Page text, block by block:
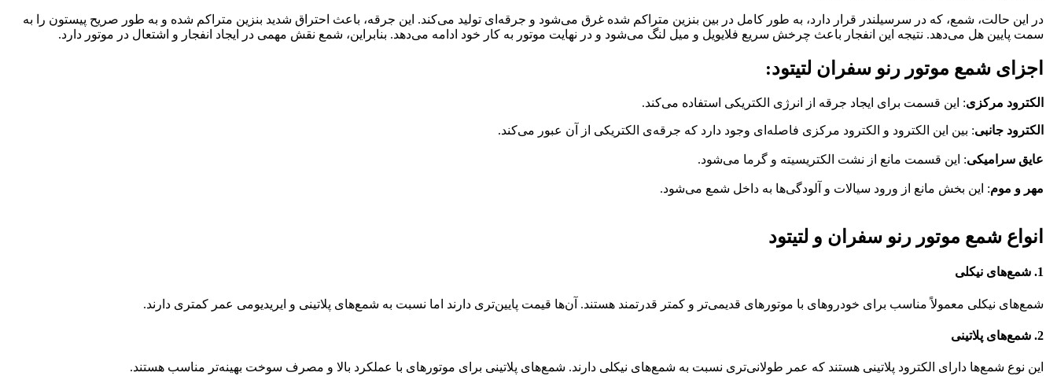
در این حالت، شمع، که در سرسیلندر قرار دارد، به طور کامل در بین بنزین متراکم شده غرق می‌شود و جرقه‌ای تولید می‌کند. این جرقه، باعث احتراق شدید بنزین متراکم شده و به طور صریح پیستون را به
سمت پایین هل می‌دهد. نتیجه این انفجار باعث چرخش سریع فلایویل و میل لنگ می‌شود و در نهایت موتور به کار خود ادامه می‌دهد. بنابراین، شمع نقش مهمی در ایجاد انفجار و اشتعال در موتور دارد.
اجزای شمع موتور رنو سفران لتیتود:
الکترود مرکزی: این قسمت برای ایجاد جرقه از انرژی الکتریکی استفاده می‌کند.
الکترود جانبی: بین این الکترود و الکترود مرکزی فاصله‌ای وجود دارد که جرقه‌ی الکتریکی از آن عبور می‌کند.
عایق سرامیکی: این قسمت مانع از نشت الکتریسیته و گرما می‌شود.
مهر و موم: این بخش مانع از ورود سیالات و آلودگی‌ها به داخل شمع می‌شود.
انواع شمع موتور رنو سفران و لتیتود
1. شمع‌های نیکلی
شمع‌های نیکلی معمولاً مناسب برای خودروهای با موتورهای قدیمی‌تر و کمتر قدرتمند هستند. آن‌ها قیمت پایین‌تری دارند اما نسبت به شمع‌های پلاتینی و ایریدیومی عمر کمتری دارند.
2. شمع‌های پلاتینی
این نوع شمع‌ها دارای الکترود پلاتینی هستند که عمر طولانی‌تری نسبت به شمع‌های نیکلی دارند. شمع‌های پلاتینی برای موتورهای با عملکرد بالا و مصرف سوخت بهینه‌تر مناسب هستند.